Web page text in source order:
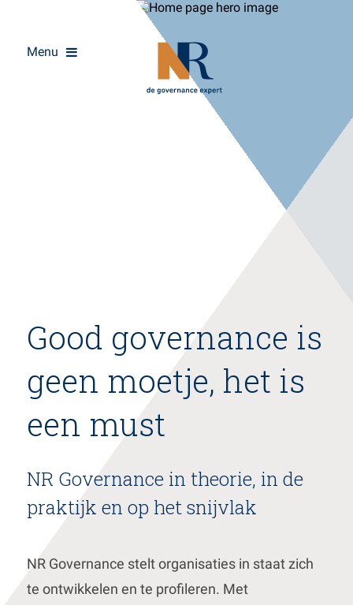
Overslaan
inhoud
Menu
Good governance is
geen moetje, het is
een must
NR Governance in theorie, in de
praktijk en op het snijvlak
NR Governance stelt organisaties in staat zich
te ontwikkelen en te profileren. Met